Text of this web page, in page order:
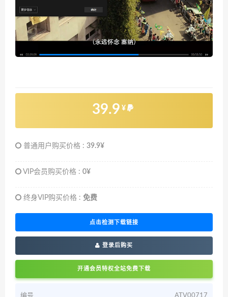
39.9 ¥
普通用户购买价格 : 39.9¥
VIP会员购买价格 : 0¥
终身VIP购买价格 : 免费
点击检测下载链接
登录后购买
开通会员特权全站免费下载
编号 ATV00717